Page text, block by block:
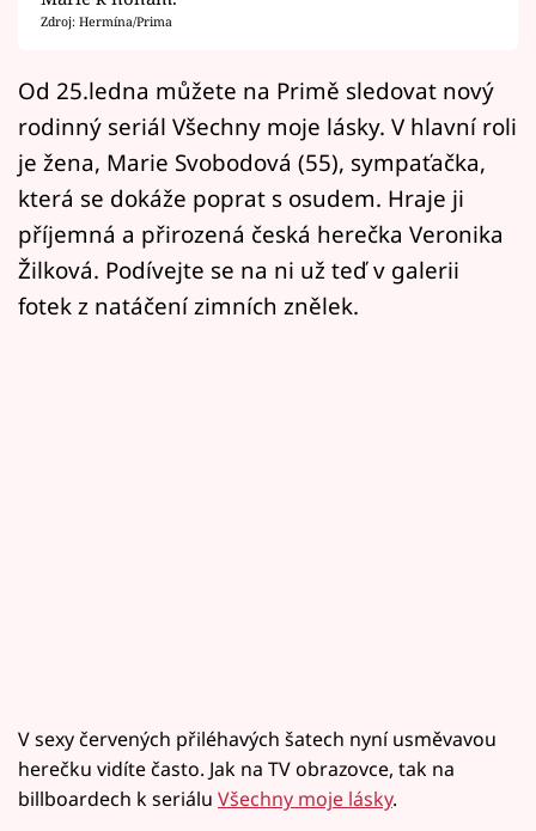
Sledujte nás
Zdroj: Hermína/Prima
Od 25.ledna můžete na Primě sledovat nový
rodinný seriál Všechny moje lásky. V hlavní roli
je žena, Marie Svobodová (55), sympaťačka,
která se dokáže poprat s osudem. Hraje ji
příjemná a přirozená česká herečka Veronika
Žilková. Podívejte se na ni už teď v galerii
fotek z natáčení zimních znělek.
V sexy červených přiléhavých šatech nyní usměvavou
herečku vidíte často. Jak na TV obrazovce, tak na
billboardech k seriálu Všechny moje lásky.